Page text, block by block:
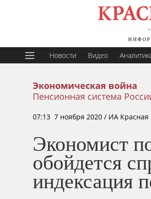
Новости Видео
Экономическая война
Пенсионная система
07:13 7 ноября 2020 / ИА Красная
Экономист
обойдется
индексация